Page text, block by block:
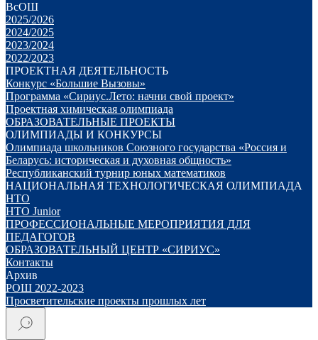
ВсОШ
2025/2026
2024/2025
2023/2024
2022/2023
ПРОЕКТНАЯ ДЕЯТЕЛЬНОСТЬ
Конкурс «Большие Вызовы»
Программа «Сириус.Лето: начни свой проект»
Проектная химическая олимпиада
ОБРАЗОВАТЕЛЬНЫЕ ПРОЕКТЫ
ОЛИМПИАДЫ И КОНКУРСЫ
Олимпиада школьников Союзного государства «Россия и
Беларусь: историческая и духовная общность»
Республиканский турнир юных математиков
НАЦИОНАЛЬНАЯ ТЕХНОЛОГИЧЕСКАЯ ОЛИМПИАДА
НТО
НТО Junior
ПРОФЕССИОНАЛЬНЫЕ МЕРОПРИЯТИЯ ДЛЯ
ПЕДАГОГОВ
ОБРАЗОВАТЕЛЬНЫЙ ЦЕНТР «СИРИУС»
Контакты
Архив
РОШ 2022-2023
Просветительские проекты прошлых лет